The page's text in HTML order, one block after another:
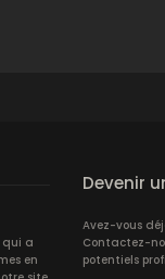
qui a
en
Devenir
Avez-vous
Contactez-
potentiels